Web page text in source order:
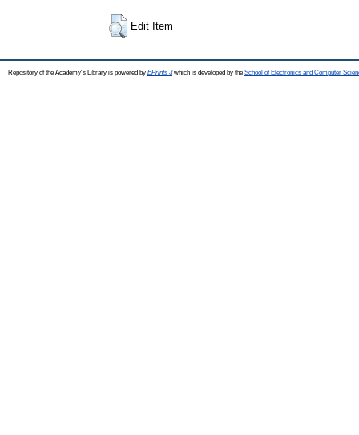
Edit Item
Repository of the Academy's Library is powered by EPrints 3which is developed by the School of Electronics and Computer